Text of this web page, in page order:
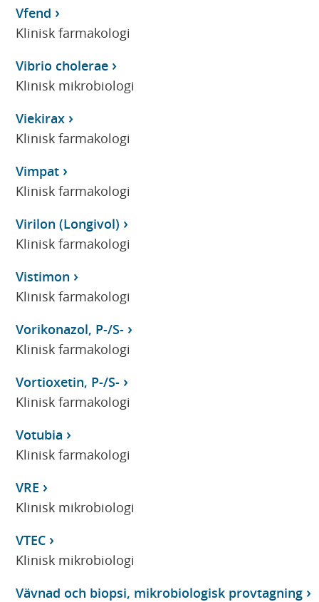
Vfend
Klinisk farmakologi
Vibrio cholerae
Klinisk mikrobiologi
Viekirax
Klinisk farmakologi
Vimpat
Klinisk farmakologi
Virilon (Longivol)
Klinisk farmakologi
Vistimon
Klinisk farmakologi
Vorikonazol, P-/S-
Klinisk farmakologi
Vortioxetin, P-/S-
Klinisk farmakologi
Votubia
Klinisk farmakologi
VRE
Klinisk mikrobiologi
VTEC
Klinisk mikrobiologi
Vävnad och biopsi, mikrobiologisk provtagning